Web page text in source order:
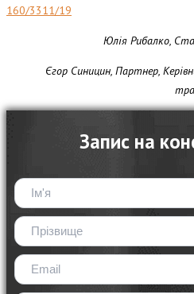
160/3311/19
Юлія Рибалко,
Єгор Синицин, Партнер,
Запис на